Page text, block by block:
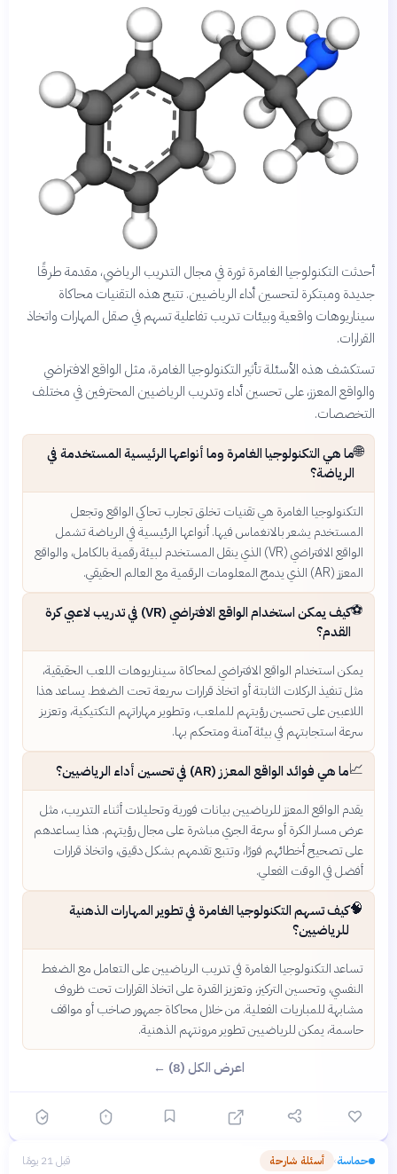
أحدثت التكنولوجيا الغامرة ثورة في مجال التدريب الرياضي، مقدمة طرقًا
جديدة ومبتكرة لتحسين أداء الرياضيين. تتيح هذه التقنيات محاكاة
سيناريوهات واقعية وبيئات تدريب تفاعلية تسهم في صقل المهارات واتخاذ
القرارات.
تستكشف هذه الأسئلة تأثير التكنولوجيا الغامرة، مثل الواقع الافتراضي
والواقع المعزز، على تحسين أداء وتدريب الرياضيين المحترفين في مختلف
التخصصات.
🌐ما هي التكنولوجيا الغامرة وما أنواعها الرئيسية المستخدمة في
الرياضة؟
التكنولوجيا الغامرة هي تقنيات تخلق تجارب تحاكي الواقع وتجعل
المستخدم يشعر بالانغماس فيها. أنواعها الرئيسية في الرياضة تشمل
الواقع الافتراضي (VR) الذي ينقل المستخدم لبيئة رقمية بالكامل، والواقع
المعزز (AR) الذي يدمج المعلومات الرقمية مع العالم الحقيقي.
⚽
كيف يمكن استخدام الواقع الافتراضي (VR) في تدريب لاعبي كرة
القدم؟
يمكن استخدام الواقع الافتراضي لمحاكاة سيناريوهات اللعب الحقيقية،
مثل تنفيذ الركلات الثابتة أو اتخاذ قرارات سريعة تحت الضغط. يساعد هذا
اللاعبين على تحسين رؤيتهم للملعب، وتطوير مهاراتهم التكتيكية، وتعزيز
سرعة استجابتهم في بيئة آمنة ومتحكم بها.
📈ما هي فوائد الواقع المعزز (AR) في تحسين أداء الرياضيين؟
يقدم الواقع المعزز للرياضيين بيانات فورية وتحليلات أثناء التدريب، مثل
عرض مسار الكرة أو سرعة الجري مباشرة على مجال رؤيتهم. هذا يساعدهم
على تصحيح أخطائهم فورًا، وتتبع تقدمهم بشكل دقيق، واتخاذ قرارات
أفضل في الوقت الفعلي.
🧠كيف تسهم التكنولوجيا الغامرة في تطوير المهارات الذهنية
للرياضيين؟
تساعد التكنولوجيا الغامرة في تدريب الرياضيين على التعامل مع الضغط
النفسي، وتحسين التركيز، وتعزيز القدرة على اتخاذ القرارات تحت ظروف
مشابهة للمباريات الفعلية. من خلال محاكاة جمهور صاخب أو مواقف
حاسمة، يمكن للرياضيين تطوير مرونتهم الذهنية.
اعرض الكل (8) ←
حماسة› أسئلة شارحة قبل 21 يومًا